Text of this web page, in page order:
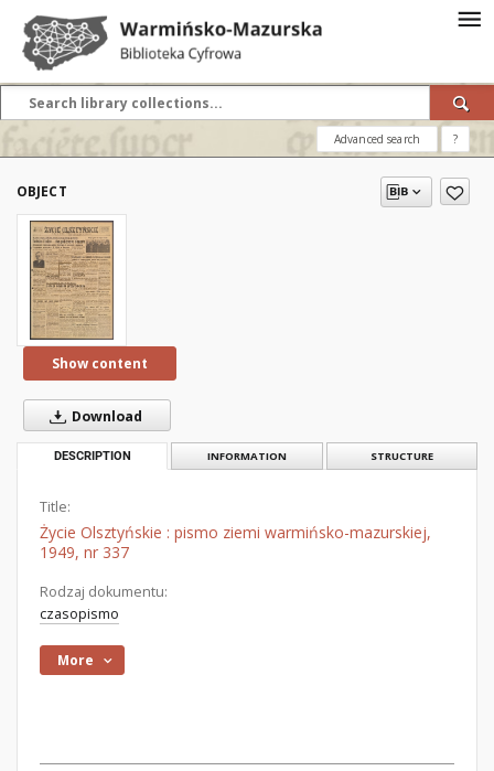
Advanced search ?
OBJECT
Show content
Download
DESCRIPTION INFORMATION STRUCTURE
Title:
Życie Olsztyńskie : pismo ziemi warmińsko-mazurskiej,
1949, nr 337
Rodzaj dokumentu:
czasopismo
More